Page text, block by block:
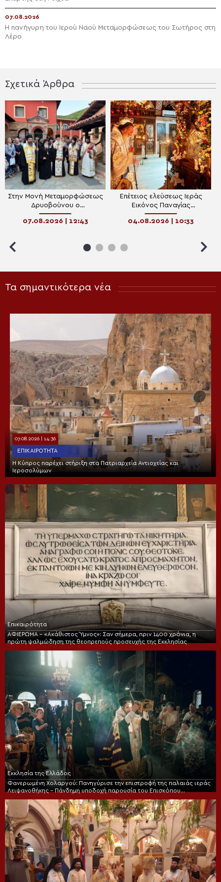
07.08.2026
Η πανήγυρη του Ιερού Ναού Μεταμορφώσεως του Σωτήρος στη
Λέρο
Σχετικά Άρθρα
Στην Μονή Μεταμορφώσεως
Δρυοβούνου ο
Μητροπολίτης Κισάμου
Αμφιλόχιος
07.08.2026 | 12:43
Επέτειος ελεύσεως Ιεράς
Εικόνος Παναγίας
Παραμυθίας στην Κίσαμο
04.08.2026 | 10:33
Τα σημαντικότερα νέα
07.08.2026 | 14:36
ΕΠΙΚΑΙΡΌΤΗΤΑ
Η Κύπρος παρέχει στήριξη στα Πατριαρχεία Αντιοχείας και
Ιεροσολύμων
Επικαιρότητα
ΑΦΙΕΡΩΜΑ – «Ακάθιστος Ύμνος»: Σαν σήμερα, πριν 1400 χρόνια, η
πρώτη ψαλμώδηση της θεοπρεπούς προσευχής της Εκκλησίας
Εκκλησία της Ελλάδος
Φανερωμένη Χολαργού: Πανηγύρισε την επιστροφή της παλαιάς ιεράς
Λειψανοθήκης – Πάνδημη υποδοχή παρουσία του Επισκόπου